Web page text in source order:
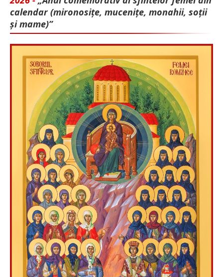
calendar (mironosițe, mu­cenițe, monahii, soții
și mame)”